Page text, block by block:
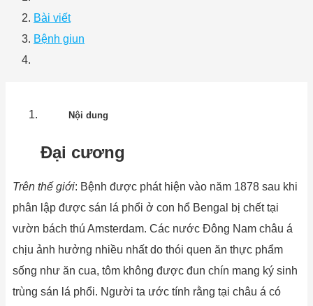
Bài viết
Bệnh giun
Nội dung
Đại cương
Trên thế giới: Bệnh được phát hiện vào năm 1878 sau khi
phân lập được sán lá phổi ở con hổ Bengal bị chết tại
vườn bách thú Amsterdam. Các nước Đông Nam châu á
chịu ảnh hưởng nhiều nhất do thói quen ăn thực phẩm
sống như ăn cua, tôm không được đun chín mang ký sinh
trùng sán lá phổi. Người ta ước tính rằng tại châu á có